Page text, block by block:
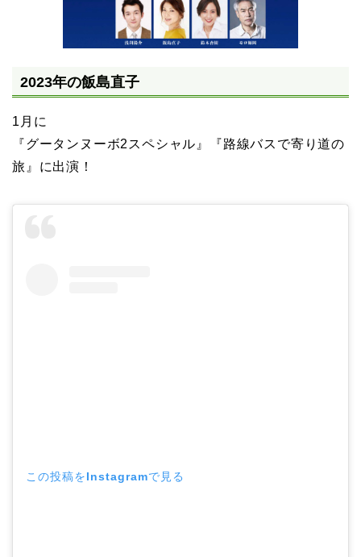
2023年の飯島直子
1月に
『グータンヌーボ2スペシャル』『路線バスで寄り道の
旅』に出演！
この投稿をInstagramで見る